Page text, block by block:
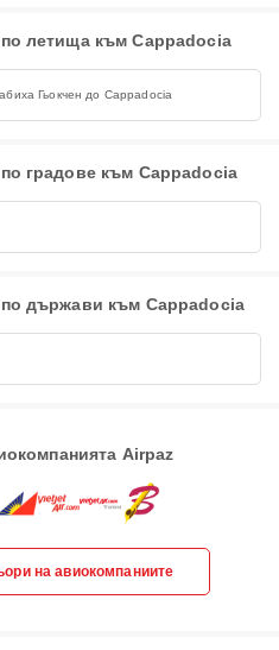
летища към Cappadocia
Гьокчен до Cappadocia
градове към Cappadocia
държави към Cappadocia
Airpaz
на авиокомпаниите